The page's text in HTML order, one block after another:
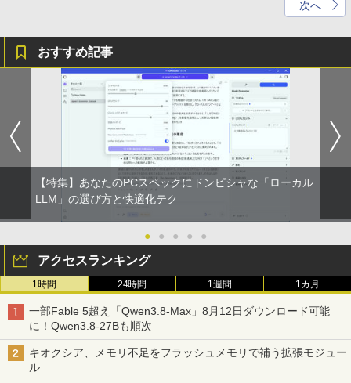
次へ
おすすめ記事
【特集】あなたのPCスペックにドンピシャな「ローカル
LLM」の選び方と快適化テク
● ● ● ● ●
アクセスランキング
1時間 24時間 1週間 1カ月
一部Fable 5超え「Qwen3.8-Max」8月12日ダウンロード可能
に！Qwen3.8-27Bも順次
キオクシア、メモリ不足をフラッシュメモリで補う拡張モジュー
ル